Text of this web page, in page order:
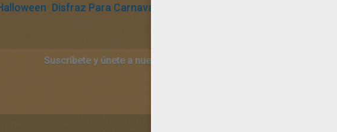
Disfraz Para Carnaval
Suscríbete y únete a nuestro canal de vídeos para niños en Youtube: